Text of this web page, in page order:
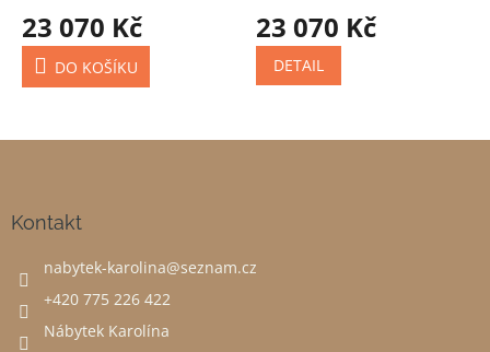
23 070 Kč
DO KOŠÍKU
23 070 Kč
DETAIL
Kontakt
nabytek-karolina@seznam.cz
+420 775 226 422
Nábytek Karolína